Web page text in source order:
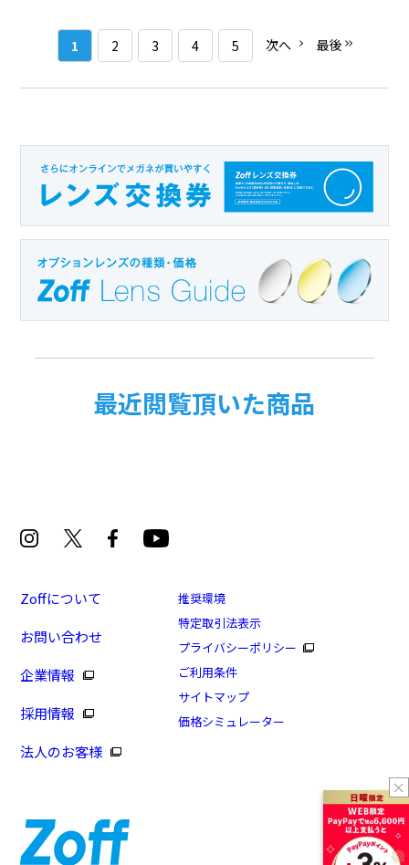
1 2 3 4 5 次へ 最後
最近閲覧頂いた商品
Zoffについて
お問い合わせ
企業情報
採用情報
法人のお客様
推奨環境
特定取引法表示
プライバシーポリシー
ご利用条件
サイトマップ
価格シミュレーター